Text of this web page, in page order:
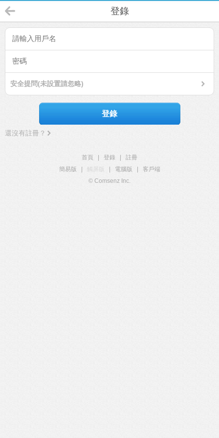
登錄
安全提問(未設置請忽略)
登錄
還沒有註冊？
首頁 登錄
註冊
簡易版
觸屏版 電腦版
客戶端
© Comsenz Inc.